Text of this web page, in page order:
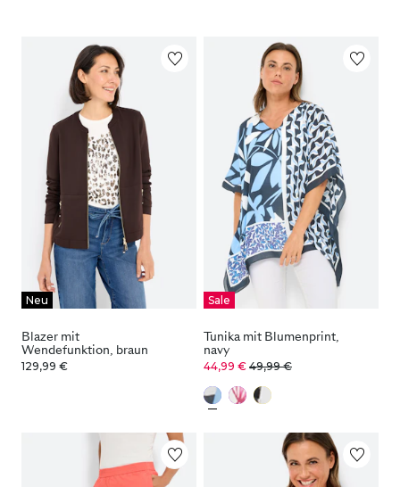
Neu
Blazer mit
Wendefunktion, braun
129,99 €
Sale
Tunika mit Blumenprint,
navy
44,99 € 49,99 €